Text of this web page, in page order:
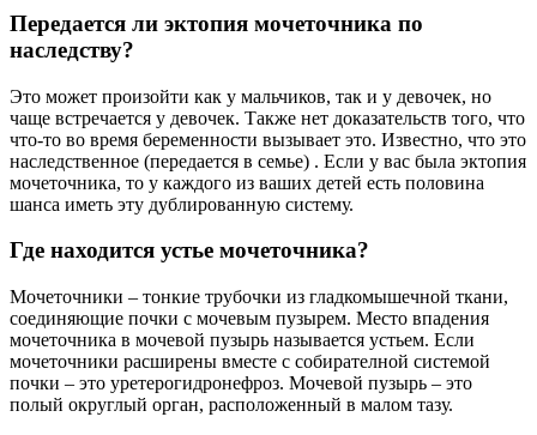
Передается ли эктопия мочеточника по
наследству?
Это может произойти как у мальчиков, так и у девочек, но
чаще встречается у девочек. Также нет доказательств того, что
что-то во время беременности вызывает это. Известно, что это
наследственное (передается в семье) . Если у вас была эктопия
мочеточника, то у каждого из ваших детей есть половина
шанса иметь эту дублированную систему.
Где находится устье мочеточника?
Мочеточники – тонкие трубочки из гладкомышечной ткани,
соединяющие почки с мочевым пузырем. Место впадения
мочеточника в мочевой пузырь называется устьем. Если
мочеточники расширены вместе с собирателной системой
почки – это уретерогидронефроз. Мочевой пузырь – это
полый округлый орган, расположенный в малом тазу.